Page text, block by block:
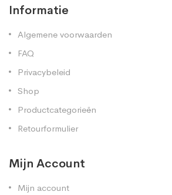
Informatie
Algemene voorwaarden
FAQ
Privacybeleid
Shop
Productcategorieën
Retourformulier
Mijn Account
Mijn account